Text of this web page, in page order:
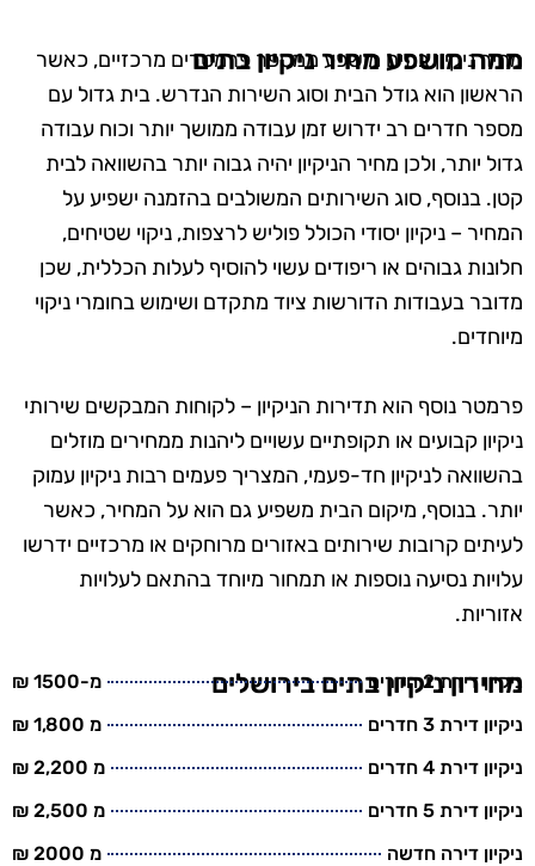
ממה מושפע מחיר ניקיון בתים
מחיר ניקיון בתים מושפע ממספר פרמטרים מרכזיים, כאשר
הראשון הוא גודל הבית וסוג השירות הנדרש. בית גדול עם
מספר חדרים רב ידרוש זמן עבודה ממושך יותר וכוח עבודה
גדול יותר, ולכן מחיר הניקיון יהיה גבוה יותר בהשוואה לבית
קטן. בנוסף, סוג השירותים המשולבים בהזמנה ישפיע על
המחיר – ניקיון יסודי הכולל פוליש לרצפות, ניקוי שטיחים,
חלונות גבוהים או ריפודים עשוי להוסיף לעלות הכללית, שכן
מדובר בעבודות הדורשות ציוד מתקדם ושימוש בחומרי ניקוי
מיוחדים.
פרמטר נוסף הוא תדירות הניקיון – לקוחות המבקשים שירותי
ניקיון קבועים או תקופתיים עשויים ליהנות ממחירים מוזלים
בהשוואה לניקיון חד-פעמי, המצריך פעמים רבות ניקיון עמוק
יותר. בנוסף, מיקום הבית משפיע גם הוא על המחיר, כאשר
לעיתים קרובות שירותים באזורים מרוחקים או מרכזיים ידרשו
עלויות נסיעה נוספות או תמחור מיוחד בהתאם לעלויות
אזוריות.
מחירון ניקיון בתים בירושלים
ניקיון דירת 2 חדרים
מ-1500 ₪
ניקיון דירת 3 חדרים
מ 1,800 ₪
ניקיון דירת 4 חדרים
מ 2,200 ₪
ניקיון דירת 5 חדרים
מ 2,500 ₪
ניקיון דירה חדשה
מ 2000 ₪